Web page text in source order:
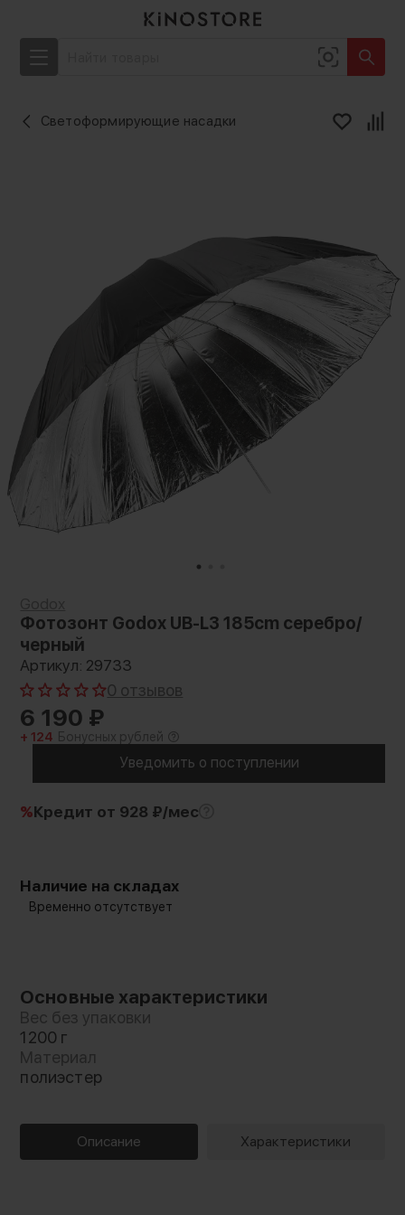
Светоформирующие насадки
Фотозонт Godox UB-L3 185cm серебро/
черный
Артикул: 29733
0 отзывов
6 190 ₽
+ 124 Бонусных рублей
Уведомить о поступлении
%Кредит от 928 ₽/мес
Наличие на складах
Временно отсутствует
Основные характеристики
Вес без упаковки
1200 г
Материал
полиэстер
Описание Характеристики